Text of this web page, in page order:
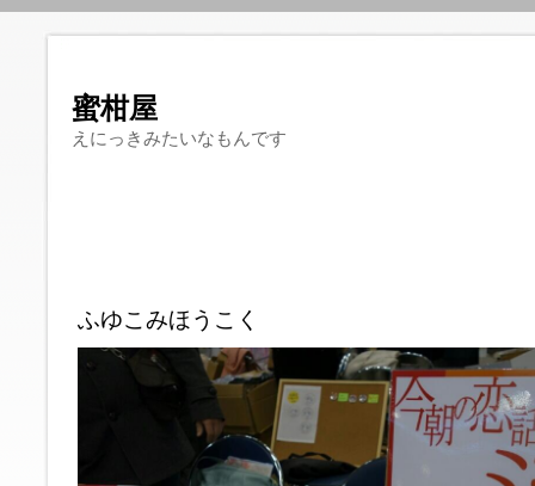
蜜柑屋
えにっきみたいなもんです
ふゆこみほうこく